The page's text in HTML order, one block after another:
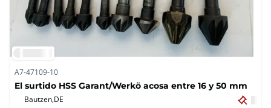
A7-47109-10
El surtido HSS Garant/Werkö acosa entre 16 y 50 mm
Bautzen,DE